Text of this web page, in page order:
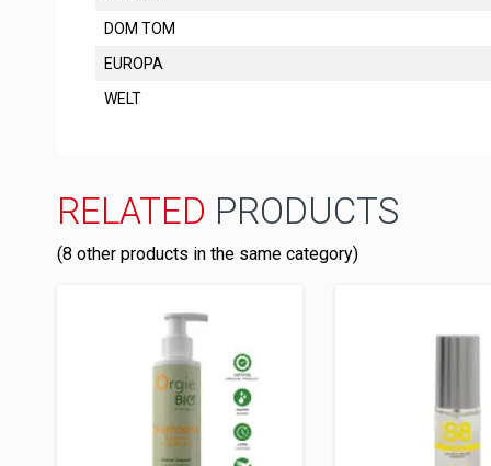
DOM TOM
EUROPA
WELT
RELATED PRODUCTS
(8 other products in the same category)